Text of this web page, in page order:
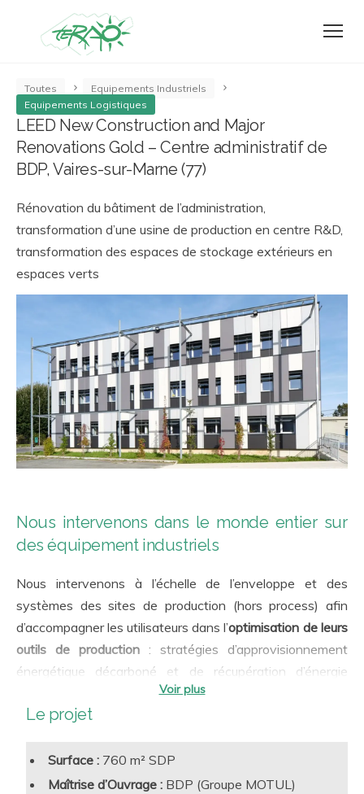
Toutes
Equipements Industriels
Equipements Logistiques
LEED New Construction and Major
Renovations Gold – Centre administratif de
BDP, Vaires-sur-Marne (77)
Rénovation du bâtiment de l’administration,
transformation d’une usine de production en centre R&D,
transformation des espaces de stockage extérieurs en
espaces verts
Nous intervenons dans le monde entier sur
des équipement industriels
Nous intervenons à l’échelle de l’enveloppe et des
systèmes des sites de production (hors process) afin
d’accompagner les utilisateurs dans l’optimisation de leurs
outils de production : stratégies d’approvisionnement
énergétique décarboné et de récupération d’énergie
fatale, conception et réalisation de bâtiments bas
carbone… et ce au service de l’
agroalimentaire, ateliers de confection, usines de
valorisation des déchets, aérospatial, industrie lourde…)
Le projet
Surface : 760 m² SDP
Maîtrise d’Ouvrage : BDP (Groupe MOTUL)